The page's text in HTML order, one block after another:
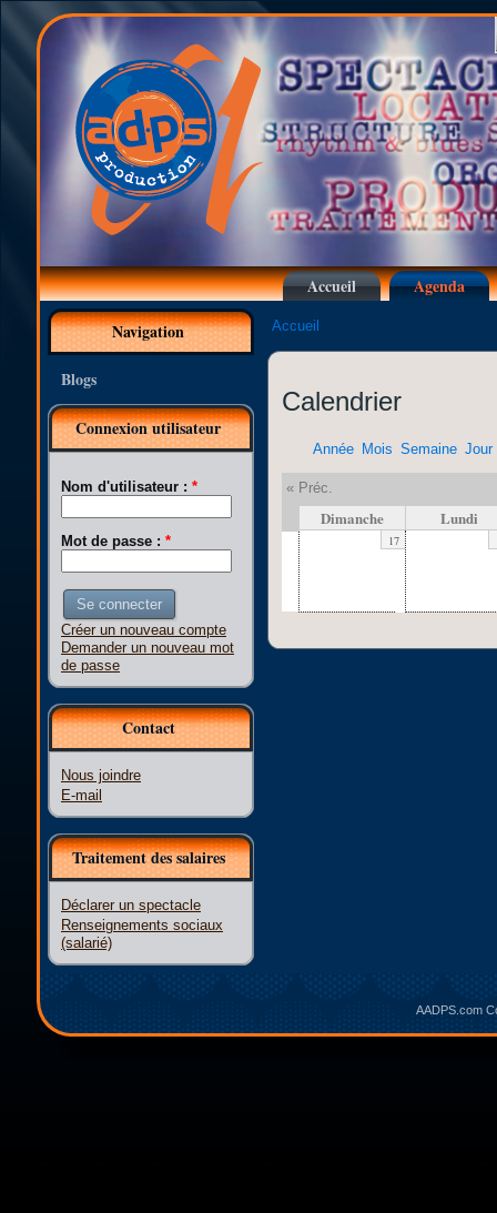
Accueil
Agenda
Navigation
Blogs
Connexion utilisateur
Nom d'utilisateur : *
Mot de passe : *
Créer un nouveau compte
Demander un nouveau mot
de passe
Contact
Nous joindre
E-mail
Traitement des salaires
Déclarer un spectacle
Renseignements sociaux
(salarié)
Accueil
Calendrier
Année Mois Semaine Jour
« Préc.
Dimanche Lundi
17
AADPS.com